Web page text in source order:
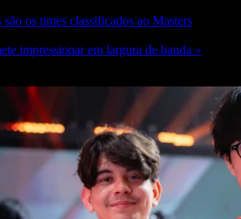
os times classificados ao Masters
impressionar em largura de banda »